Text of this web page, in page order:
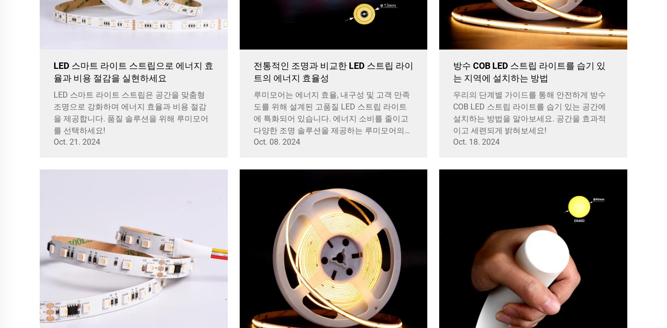
LED 스마트 라이트 스트립으로 에너지 효
율과 비용 절감을 실현하세요
LED 스마트 라이트 스트립은 공간을 맞춤형
조명으로 강화하며 에너지 효율과 비용 절감
을 제공합니다. 품질 솔루션을 위해 루미모어
를 선택하세요!
Oct. 21. 2024
전통적인 조명과 비교한 LED 스트립 라이
트의 에너지 효율성
루미모어는 에너지 효율, 내구성 및 고객 만족
도를 위해 설계된 고품질 LED 스트립 라이트
에 특화되어 있습니다. 에너지 소비를 줄이고
다양한 조명 솔루션을 제공하는 루미모어의
제품은 다양한 필요를 충족시킵니다.
Oct. 08. 2024
방수 COB LED 스트립 라이트를 습기 있
는 지역에 설치하는 방법
우리의 단계별 가이드를 통해 안전하게 방수
COB LED 스트립 라이트를 습기 있는 공간에
설치하는 방법을 알아보세요. 공간을 효과적
이고 세련되게 밝혀보세요!
Oct. 18. 2024